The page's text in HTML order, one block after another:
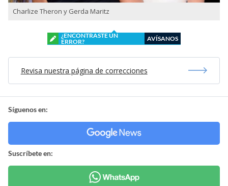
Charlize Theron y Gerda Maritz
¿ENCONTRASTE UN
ERROR?
AVÍSANOS
Revisa nuestra página de correcciones
Síguenos en:
Suscríbete en: